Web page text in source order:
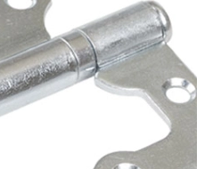
О нас
Каталог
Оплата и доставка